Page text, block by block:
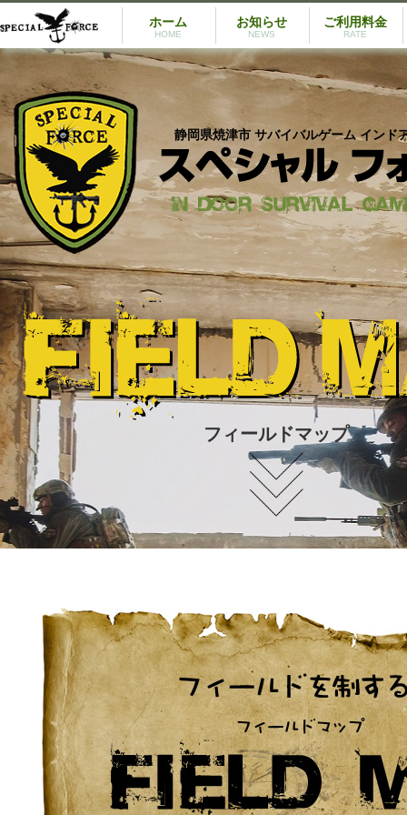
ホーム
HOME
お知らせ
NEWS
ご利用料金
RATE
静岡県焼津市 サバイバルゲーム インド
フィールドマップ